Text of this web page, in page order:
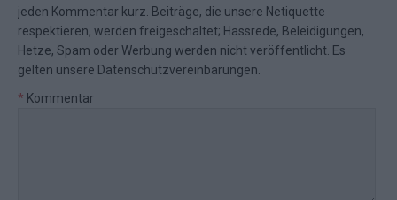
jeden Kommentar kurz. Beiträge, die unsere Netiquette
respektieren, werden freigeschaltet; Hassrede, Beleidigungen,
Hetze, Spam oder Werbung werden nicht veröffentlicht. Es
gelten unsere Datenschutzvereinbarungen
* Kommentar